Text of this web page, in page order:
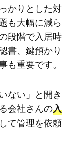
かりとした対
も大幅に減ら
段階で入居時
書、鍵預かり
も重要です。
ない」と開き
会社さんの入
て管理を依頼